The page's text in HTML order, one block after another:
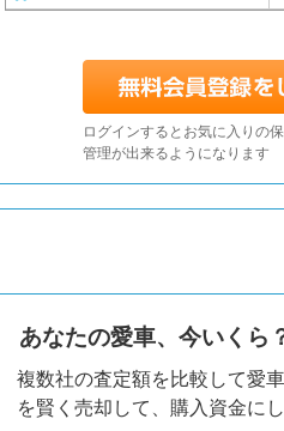
ログインするとお気に入りの
管理が出来るようになります
あなたの愛車、今いくら
複数社の査定額を比較して愛
を賢く売却して、購入資金に